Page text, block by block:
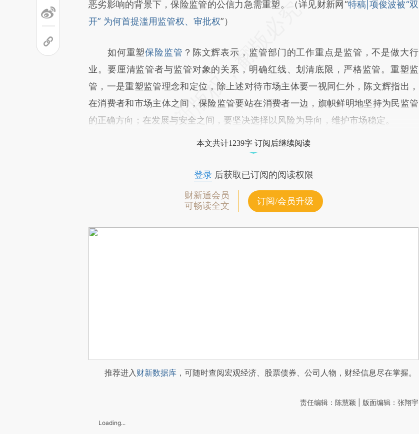
恶劣影响的背景下，保险监管的公信力急需重塑。（详见财新网“特稿|项俊波被“双
开” 为何首提滥用监管权、审批权”）
如何重塑保险监管 ？陈文辉表示，监管部门的工作重点是监管，不是做大行
业。要厘清监管者与监管对象的关系，明确红线、划清底限，严格监管。重塑监
管，一是重塑监管理念和定位，除上述对待市场主体要一视同仁外，陈文辉指出，
在消费者和市场主体之间，保险监管要站在消费者一边，旗帜鲜明地坚持为民监管
的正确方向；在发展与安全之间，要坚决选择以风险为导向，维护市场稳定。
本文共计1239字 订阅后继续阅读
登录后获取已订阅的阅读权限
财新通会员
可畅读全文
订阅/会员升级
推荐进入财新数据库 ，可随时查阅宏观经济、股票债券、公司人物，财经信息尽在掌握。
责任编辑：陈慧颖 | 版面编辑：张翔宇
Loading...